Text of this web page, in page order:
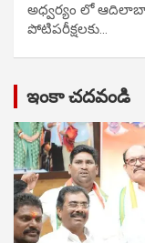
అధ్వర్యం లో ఆదిలాబాద్
పోటిప‌రీక్ష‌ల‌కు…
ఇంకా చదవండి